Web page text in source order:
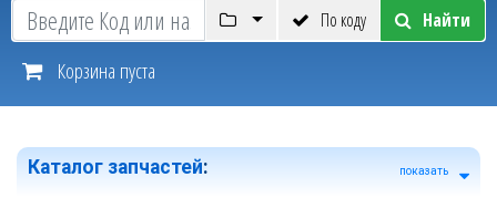
По коду Найти
Корзина пуста
Каталог запчастей: показать